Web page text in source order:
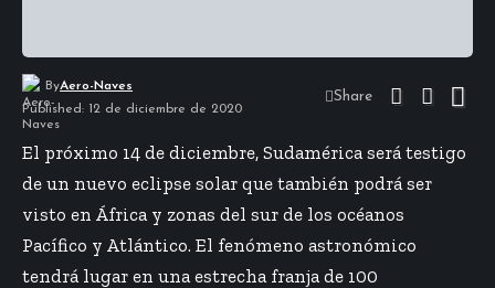
ByAero-Naves
Published: 12 de diciembre de 2020
Share
El próximo 14 de diciembre, Sudamérica será testigo
de un nuevo eclipse solar que también podrá ser
visto en África y zonas del sur de los océanos
Pacífico y Atlántico. El fenómeno astronómico
tendrá lugar en una estrecha franja de 100